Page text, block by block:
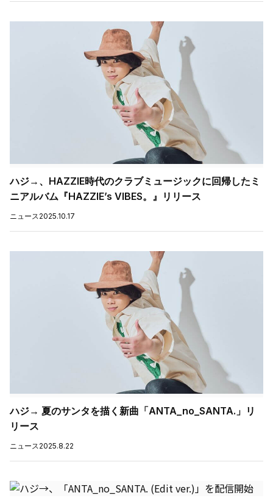
ハジ→、HAZZIE時代のクラブミュージックに回帰したミ
ニアルバム『HAZZIE’s VIBES。』リリース
ニュース2025.10.17
ハジ→ 夏のサンタを描く新曲「ANTA_no_SANTA.」リ
リース
ニュース2025.8.22